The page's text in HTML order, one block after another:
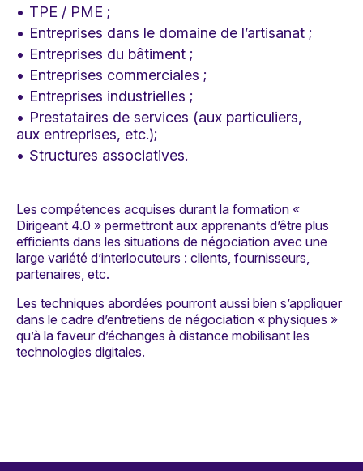
TPE / PME ;
Entreprises dans le domaine de l’artisanat ;
Entreprises du bâtiment ;
Entreprises commerciales ;
Entreprises industrielles ;
Prestataires de services (aux particuliers,
aux entreprises, etc.);
Structures associatives.
Les compétences acquises durant la formation «
Dirigeant 4.0 » permettront aux apprenants d’être plus
efficients dans les situations de négociation avec une
large variété d’interlocuteurs : clients, fournisseurs,
partenaires, etc.
Les techniques abordées pourront aussi bien s’appliquer
dans le cadre d’entretiens de négociation « physiques »
qu’à la faveur d’échanges à distance mobilisant les
technologies digitales.